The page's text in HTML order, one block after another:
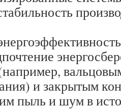
и закрытым
пыль и шум в